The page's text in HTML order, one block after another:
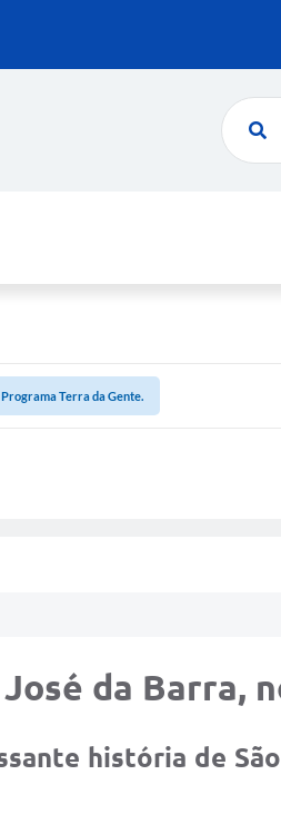
O que
Programa Terra da Gente.
da Barra,
história de